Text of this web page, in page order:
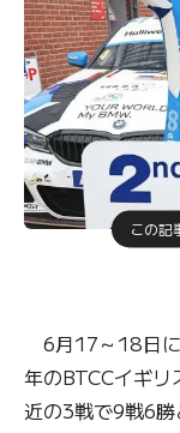
この記
6月17～18日
年のBTCCイギ
近の3戦で9戦6